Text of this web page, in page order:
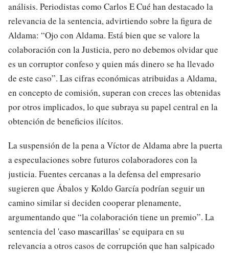
análisis. Periodistas como Carlos E Cué han destacado la
relevancia de la sentencia, advirtiendo sobre la figura de
Aldama: “Ojo con Aldama. Está bien que se valore la
colaboración con la Justicia, pero no debemos olvidar que
es un corruptor confeso y quien más dinero se ha llevado
de este caso”. Las cifras económicas atribuidas a Aldama,
en concepto de comisión, superan con creces las obtenidas
por otros implicados, lo que subraya su papel central en la
obtención de beneficios ilícitos.
La suspensión de la pena a Víctor de Aldama abre la puerta
a especulaciones sobre futuros colaboradores con la
justicia. Fuentes cercanas a la defensa del empresario
sugieren que Ábalos y Koldo García podrían seguir un
camino similar si deciden cooperar plenamente,
argumentando que “la colaboración tiene un premio”. La
sentencia del 'caso mascarillas' se equipara en su
relevancia a otros casos de corrupción que han salpicado